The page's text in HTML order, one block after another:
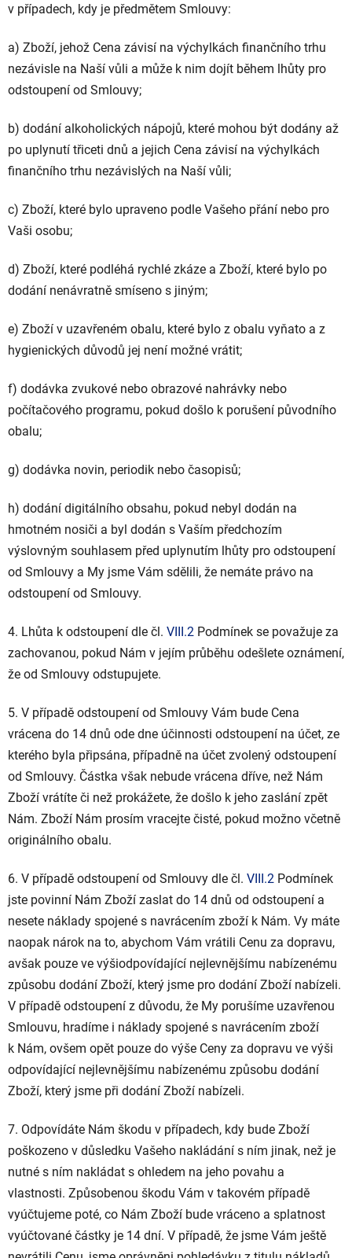
v případech, kdy je předmětem Smlouvy:
a) Zboží, jehož Cena závisí na výchylkách finančního trhu
nezávisle na Naší vůli a může k nim dojít během lhůty pro
odstoupení od Smlouvy;
b) dodání alkoholických nápojů, které mohou být dodány až
po uplynutí třiceti dnů a jejich Cena závisí na výchylkách
finančního trhu nezávislých na Naší vůli;
c) Zboží, které bylo upraveno podle Vašeho přání nebo pro
Vaši osobu;
d) Zboží, které podléhá rychlé zkáze a Zboží, které bylo po
dodání nenávratně smíseno s jiným;
e) Zboží v uzavřeném obalu, které bylo z obalu vyňato a z
hygienických důvodů jej není možné vrátit;
f) dodávka zvukové nebo obrazové nahrávky nebo
počítačového programu, pokud došlo k porušení původního
obalu;
g) dodávka novin, periodik nebo časopisů;
h) dodání digitálního obsahu, pokud nebyl dodán na
hmotném nosiči a byl dodán s Vaším předchozím
výslovným souhlasem před uplynutím lhůty pro odstoupení
od Smlouvy a My jsme Vám sdělili, že nemáte právo na
odstoupení od Smlouvy.
4. Lhůta k odstoupení dle čl. VIII.2 Podmínek se považuje za
zachovanou, pokud Nám v jejím průběhu odešlete oznámení,
že od Smlouvy odstupujete.
5. V případě odstoupení od Smlouvy Vám bude Cena
vrácena do 14 dnů ode dne účinnosti odstoupení na účet, ze
kterého byla připsána, případně na účet zvolený odstoupení
od Smlouvy. Částka však nebude vrácena dříve, než Nám
Zboží vrátíte či než prokážete, že došlo k jeho zaslání zpět
Nám. Zboží Nám prosím vracejte čisté, pokud možno včetně
originálního obalu.
6. V případě odstoupení od Smlouvy dle čl. VIII.2 Podmínek
jste povinní Nám Zboží zaslat do 14 dnů od odstoupení a
nesete náklady spojené s navrácením zboží k Nám. Vy máte
naopak nárok na to, abychom Vám vrátili Cenu za dopravu,
avšak pouze ve výšiodpovídající nejlevnějšímu nabízenému
způsobu dodání Zboží, který jsme pro dodání Zboží nabízeli.
V případě odstoupení z důvodu, že My porušíme uzavřenou
Smlouvu, hradíme i náklady spojené s navrácením zboží
k Nám, ovšem opět pouze do výše Ceny za dopravu ve výši
odpovídající nejlevnějšímu nabízenému způsobu dodání
Zboží, který jsme při dodání Zboží nabízeli.
7. Odpovídáte Nám škodu v případech, kdy bude Zboží
poškozeno v důsledku Vašeho nakládání s ním jinak, než je
nutné s ním nakládat s ohledem na jeho povahu a
vlastnosti. Způsobenou škodu Vám v takovém případě
vyúčtujeme poté, co Nám Zboží bude vráceno a splatnost
vyúčtované částky je 14 dní. V případě, že jsme Vám ještě